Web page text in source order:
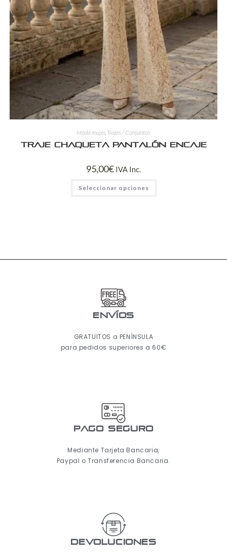
Moda mujer, Trajes / Conjuntos
Traje Chaqueta Pantalón Encaje
95,00€ IVA Inc.
Seleccionar opciones
ENVÍOS
GRATUITOS a PENÍNSULA
para pedidos superiores a 60€
pago seguro
Mediante Tarjeta Bancaria,
Paypal o Transferencia Bancaria.
Devoluciones